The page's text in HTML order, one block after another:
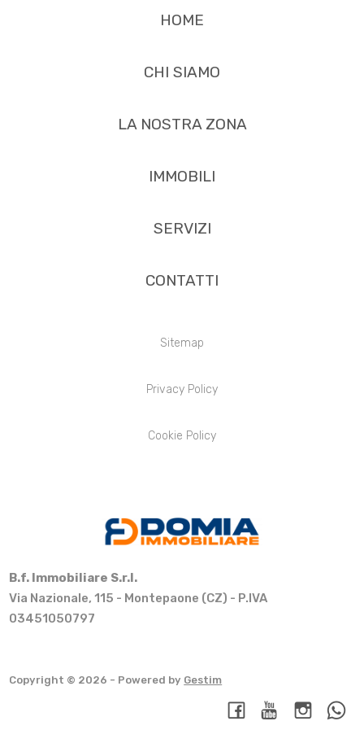
HOME
CHI SIAMO
LA NOSTRA ZONA
IMMOBILI
SERVIZI
CONTATTI
Sitemap
Privacy Policy
Cookie Policy
B.f. Immobiliare S.r.l.
Via Nazionale, 115 - Montepaone (CZ) - P.IVA
03451050797
Copyright © 2026 - Powered by Gestim